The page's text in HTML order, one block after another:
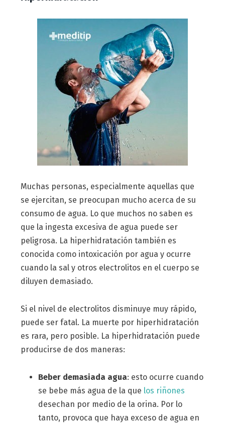
Muchas personas, especialmente aquellas que
se ejercitan, se preocupan mucho acerca de su
consumo de agua. Lo que muchos no saben es
que la ingesta excesiva de agua puede ser
peligrosa. La hiperhidratación también es
conocida como intoxicación por agua y ocurre
cuando la sal y otros electrolitos en el cuerpo se
diluyen demasiado.
Si el nivel de electrolitos disminuye muy rápido,
puede ser fatal. La muerte por hiperhidratación
es rara, pero posible. La hiperhidratación puede
producirse de dos maneras:
Beber demasiada agua: esto ocurre cuando
se bebe más agua de la que los riñones
desechan por medio de la orina. Por lo
tanto, provoca que haya exceso de agua en